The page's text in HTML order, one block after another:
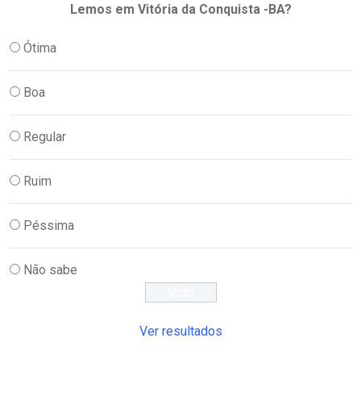
Lemos em Vitória da Conquista -BA?
Ótima
Boa
Regular
Ruim
Péssima
Não sabe
Ver resultados